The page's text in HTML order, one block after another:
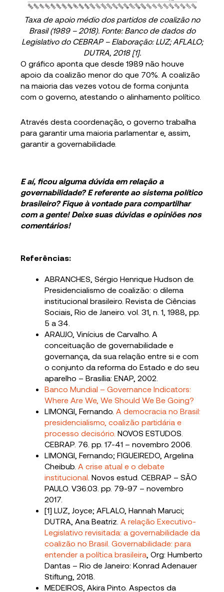
Taxa de apoio médio dos partidos de coalizão no
Brasil (1989 – 2018). Fonte: Banco de dados do
Legislativo do CEBRAP – Elaboração: LUZ; AFLALO;
DUTRA, 2018 [1].
O gráfico aponta que desde 1989 não houve
apoio da coalizão menor do que 70%. A coalizão
na maioria das vezes votou de forma conjunta
com o governo, atestando o alinhamento político.
Através desta coordenação, o governo trabalha
para garantir uma maioria parlamentar e, assim,
garantir a governabilidade.
E aí, ficou alguma dúvida em relação a
governabilidade? E referente ao sistema político
brasileiro? Fique à vontade para compartilhar
com a gente! Deixe suas dúvidas e opiniões nos
comentários!
Referências:
ABRANCHES, Sérgio Henrique Hudson de.
Presidencialismo de coalizão: o dilema
institucional brasileiro. Revista de Ciências
Sociais, Rio de Janeiro. vol. 31, n. 1, 1988, pp.
5 a 34.
ARAUJO, Vinícius de Carvalho. A
conceituação de governabilidade e
governança, da sua relação entre si e com
o conjunto da reforma do Estado e do seu
aparelho – Brasília: ENAP, 2002.
Banco Mundial – Governance Indicators:
Where Are We, We Should We Be Going?
LIMONGI, Fernando.A democracia no Brasil:
presidencialismo, coalizão partidária e
processo decisório. NOVOS ESTUDOS.
CEBRAP. 76. pp. 17-41 – novembro 2006.
LIMONGI, Fernando; FIGUEIREDO, Argelina
Cheibub.A crise atual e o debate
institucional . Novos estud. CEBRAP – SÃO
PAULO. V36.03. pp. 79-97 – novembro
2017.
[1] LUZ, Joyce; AFLALO, Hannah Maruci;
DUTRA, Ana Beatriz.A relação Executivo-
Legislativo revisitada: a governabilidade da
coalizão no Brasil. Governabilidade: para
entender a política brasileira , Org: Humberto
Dantas – Rio de Janeiro: Konrad Adenauer
Stiftung, 2018.
MEDEIROS, Akira Pinto. Aspectos da